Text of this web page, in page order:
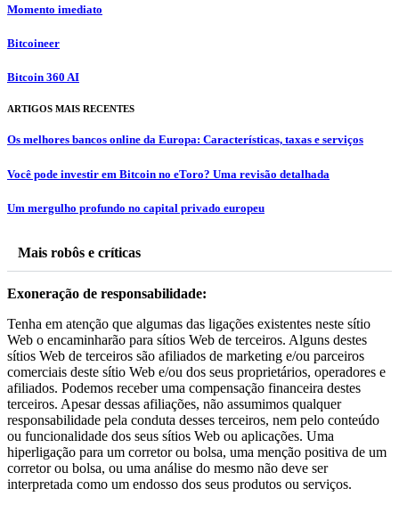
Momento imediato
Bitcoineer
Bitcoin 360 AI
ARTIGOS MAIS RECENTES
Os melhores bancos online da Europa: Características, taxas e serviços
Você pode investir em Bitcoin no eToro? Uma revisão detalhada
Um mergulho profundo no capital privado europeu
Mais robôs e críticas
Exoneração de responsabilidade:
Tenha em atenção que algumas das ligações existentes neste sítio
Web o encaminharão para sítios Web de terceiros. Alguns destes
sítios Web de terceiros são afiliados de marketing e/ou parceiros
comerciais deste sítio Web e/ou dos seus proprietários, operadores e
afiliados. Podemos receber uma compensação financeira destes
terceiros. Apesar dessas afiliações, não assumimos qualquer
responsabilidade pela conduta desses terceiros, nem pelo conteúdo
ou funcionalidade dos seus sítios Web ou aplicações. Uma
hiperligação para um corretor ou bolsa, uma menção positiva de um
corretor ou bolsa, ou uma análise do mesmo não deve ser
interpretada como um endosso dos seus produtos ou serviços.